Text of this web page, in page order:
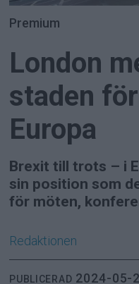
Premium
London
staden
Europa
Brexit till trots – i
sin position som
för möten,
Redaktionen
PUBLICERAD 2024-05-